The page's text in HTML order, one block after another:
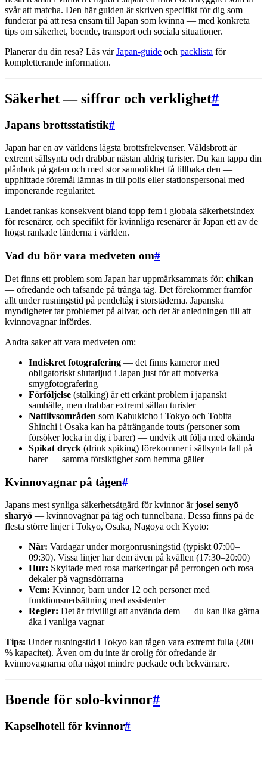
svår att matcha. Den här guiden är skriven specifikt för dig som
funderar på att resa ensam till Japan som kvinna — med konkreta
tips om säkerhet, boende, transport och sociala situationer.
Planerar du din resa? Läs vårJapan-guide och packlista för
kompletterande information.
Säkerhet — siffror och verklighet#
Japans brottsstatistik#
Japan har en av världens lägsta brottsfrekvenser. Våldsbrott är
extremt sällsynta och drabbar nästan aldrig turister. Du kan tappa din
plånbok på gatan och med stor sannolikhet få tillbaka den —
upphittade föremål lämnas in till polis eller stationspersonal med
imponerande regularitet.
Landet rankas konsekvent bland topp fem i globala säkerhetsindex
för resenärer, och specifikt för kvinnliga resenärer är Japan ett av de
högst rankade länderna i världen.
Vad du bör vara medveten om#
Det finns ett problem som Japan har uppmärksammats för: chikan
— ofredande och tafsande på trånga tåg. Det förekommer framför
allt under rusningstid på pendeltåg i storstäderna. Japanska
myndigheter tar problemet på allvar, och det är anledningen till att
kvinnovagnar infördes.
Andra saker att vara medveten om:
Indiskret fotografering — det finns kameror med
obligatoriskt slutarljud i Japan just för att motverka
smygfotografering
Förföljelse (stalking) är ett erkänt problem i japanskt
samhälle, men drabbar extremt sällan turister
Nattlivsområden som Kabukicho i Tokyo och Tobita
Shinchi i Osaka kan ha påträngande touts (personer som
försöker locka in dig i barer) — undvik att följa med okända
Spikat dryck (drink spiking) förekommer i sällsynta fall på
barer — samma försiktighet som hemma gäller
Kvinnovagnar på tågen#
Japans mest synliga säkerhetsåtgärd för kvinnor ärjosei senyō
sharyō — kvinnovagnar på tåg och tunnelbana. Dessa finns på de
flesta större linjer i Tokyo, Osaka, Nagoya och Kyoto:
När: Vardagar under morgonrusningstid (typiskt 07:00–
09:30). Vissa linjer har dem även på kvällen (17:30–20:00)
Hur: Skyltade med rosa markeringar på perrongen och rosa
dekaler på vagnsdörrarna
Vem: Kvinnor, barn under 12 och personer med
funktionsnedsättning med assistenter
Regler: Det är frivilligt att använda dem — du kan lika gärna
åka i vanliga vagnar
Tips: Under rusningstid i Tokyo kan tågen vara extremt fulla (200
% kapacitet). Även om du inte är orolig för ofredande är
kvinnovagnarna ofta något mindre packade och bekvämare.
Boende för solo-kvinnor#
Kapselhotell för kvinnor#